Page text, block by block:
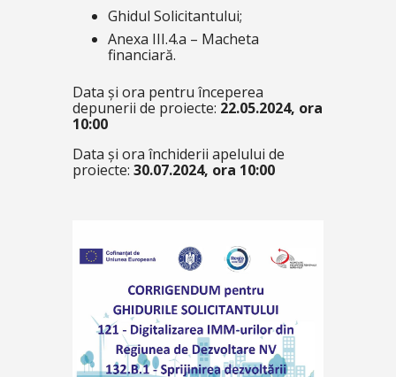
Ghidul Solicitantului;
Anexa III.4.a – Macheta
financiară.
Data și ora pentru începerea
depunerii de proiecte: 22.05.2024, ora
10:00
Data și ora închiderii apelului de
proiecte: 30.07.2024, ora 10:00